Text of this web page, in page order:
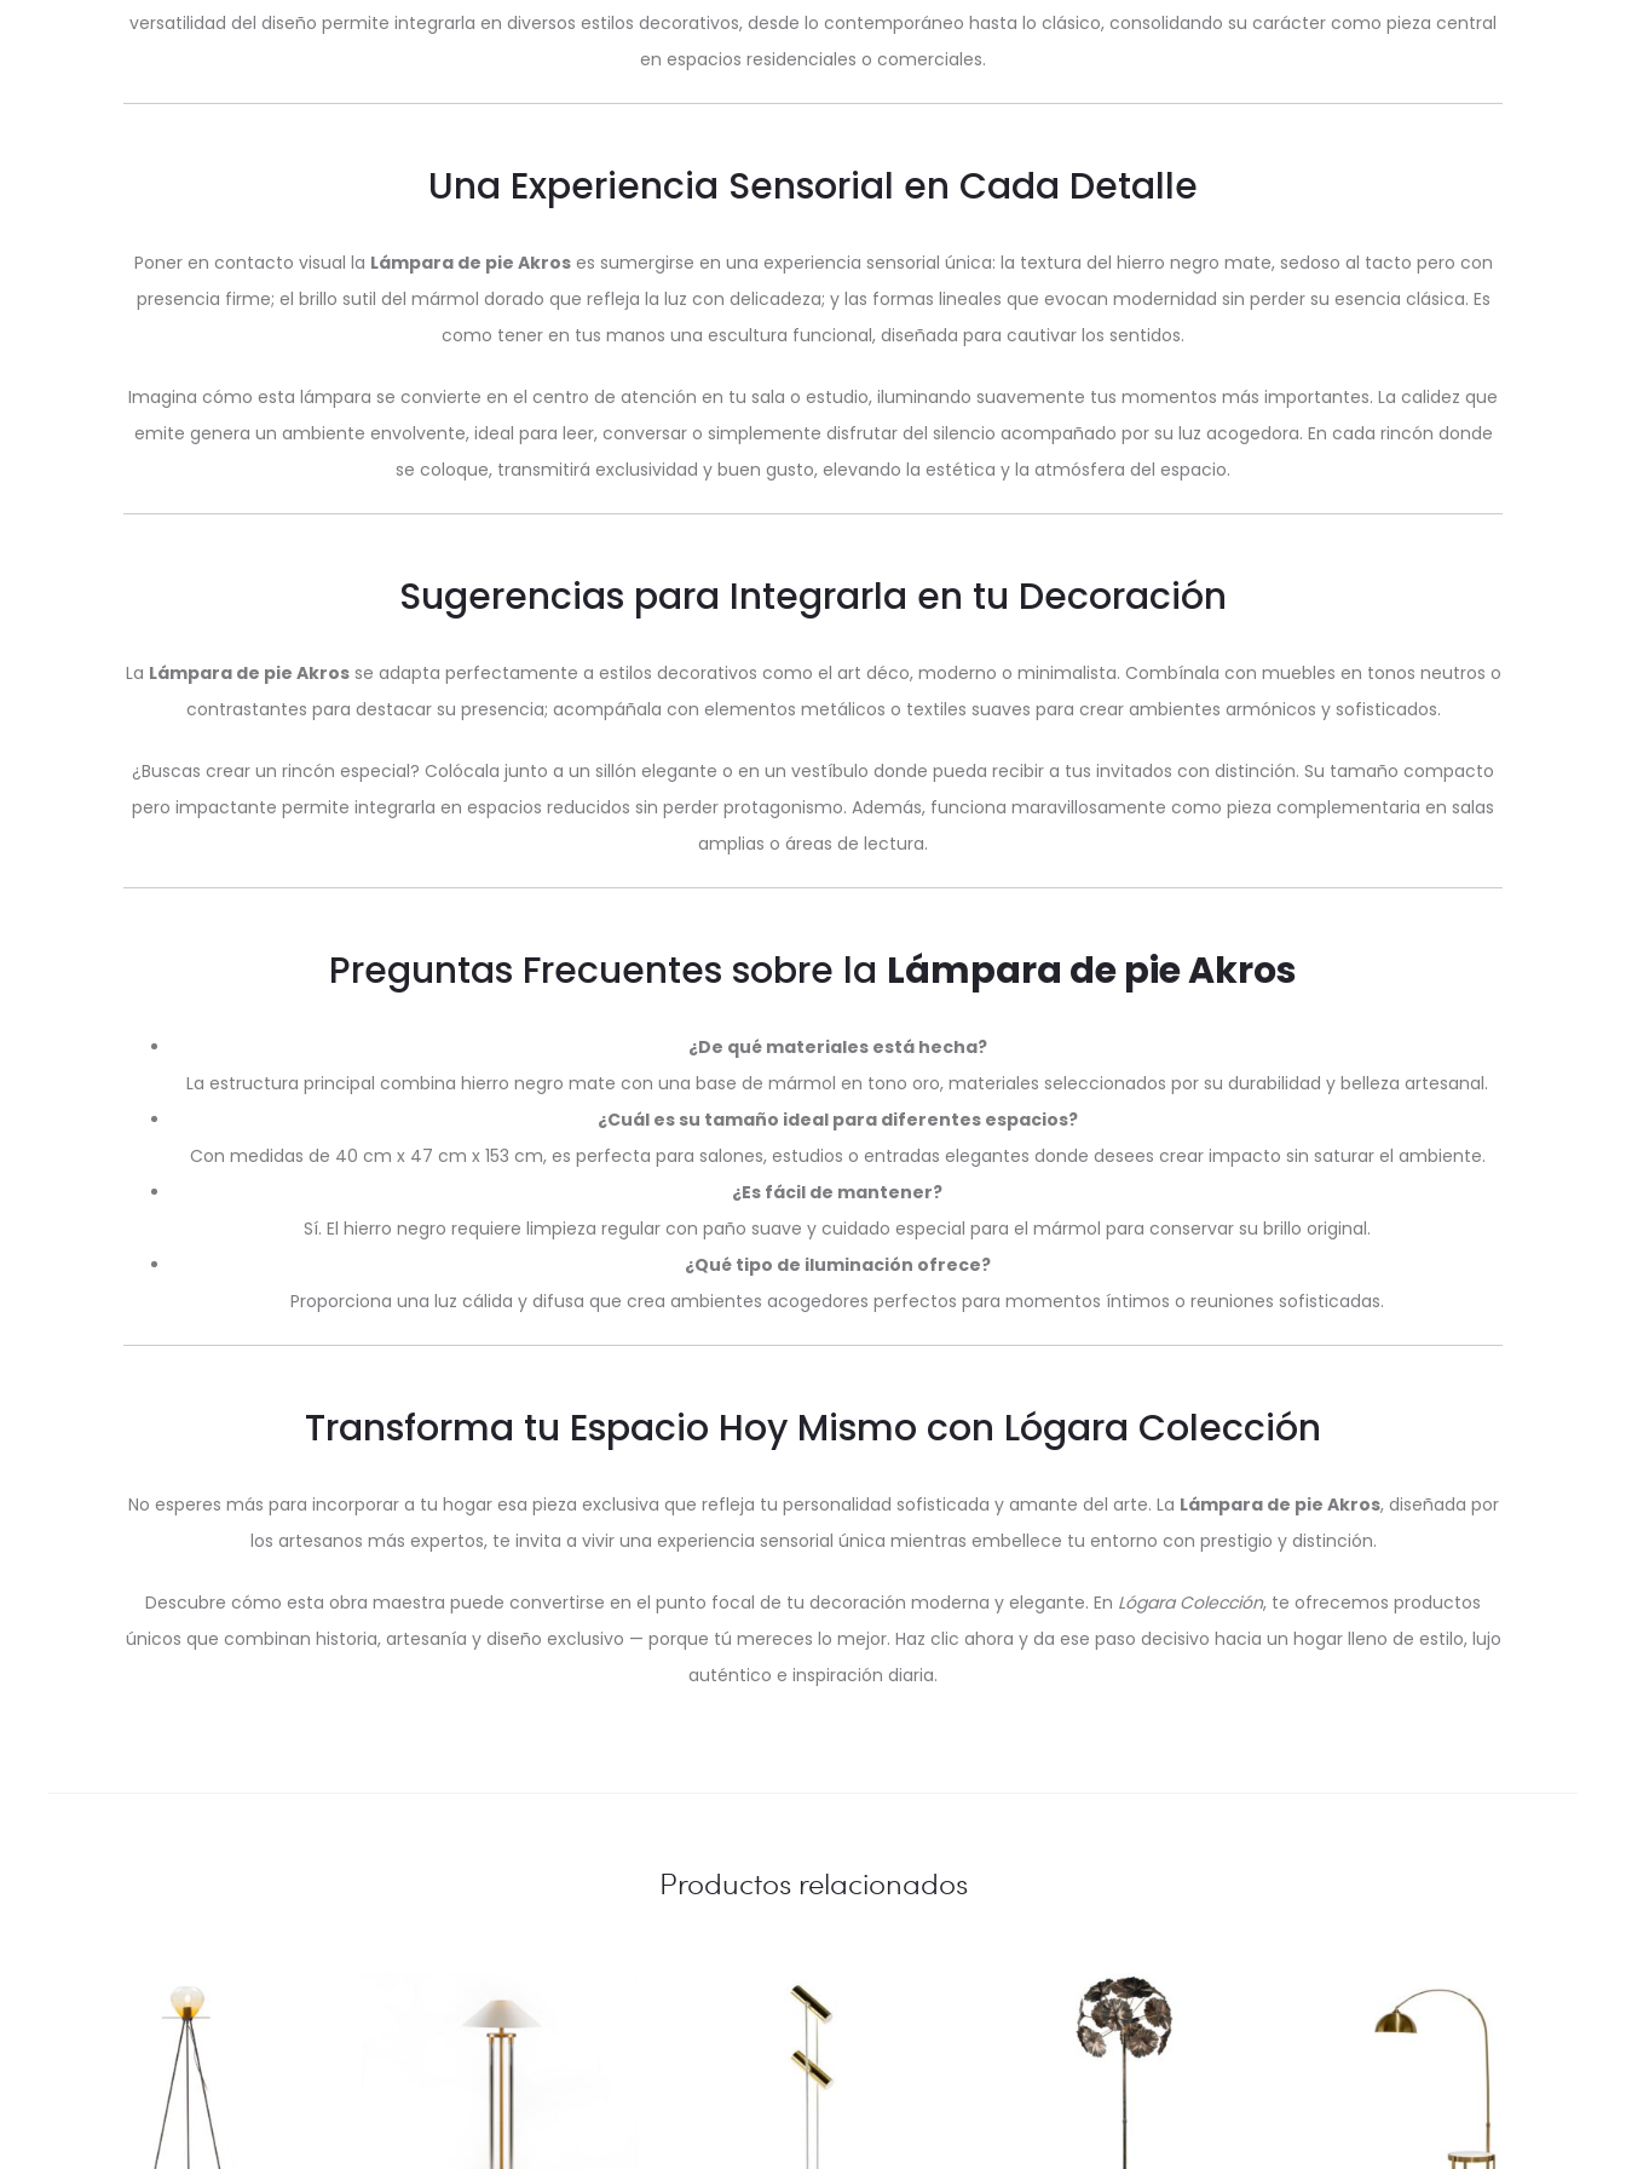
versatilidad del diseño permite integrarla en diversos estilos decorativos, desde lo contemporáneo hasta lo clásico, consolidando su carácter como pieza central
en espacios residenciales o comerciales.
Una Experiencia Sensorial en Cada Detalle
Poner en contacto visual la Lámpara de pie Akroses sumergirse en una experiencia sensorial única: la textura del hierro negro mate, sedoso al tacto pero con
presencia firme; el brillo sutil del mármol dorado que refleja la luz con delicadeza; y las formas lineales que evocan modernidad sin perder su esencia clásica. Es
como tener en tus manos una escultura funcional, diseñada para cautivar los sentidos.
Imagina cómo esta lámpara se convierte en el centro de atención en tu sala o estudio, iluminando suavemente tus momentos más importantes. La calidez que
emite genera un ambiente envolvente, ideal para leer, conversar o simplemente disfrutar del silencio acompañado por su luz acogedora. En cada rincón donde
se coloque, transmitirá exclusividad y buen gusto, elevando la estética y la atmósfera del espacio.
Sugerencias para Integrarla en tu Decoración
La Lámpara de pie Akrosse adapta perfectamente a estilos decorativos como el art déco, moderno o minimalista. Combínala con muebles en tonos neutros o
contrastantes para destacar su presencia; acompáñala con elementos metálicos o textiles suaves para crear ambientes armónicos y sofisticados.
¿Buscas crear un rincón especial? Colócala junto a un sillón elegante o en un vestíbulo donde pueda recibir a tus invitados con distinción. Su tamaño compacto
pero impactante permite integrarla en espacios reducidos sin perder protagonismo. Además, funciona maravillosamente como pieza complementaria en salas
amplias o áreas de lectura.
Preguntas Frecuentes sobre la Lámpara de pie Akros
¿De qué materiales está hecha?
La estructura principal combina hierro negro mate con una base de mármol en tono oro, materiales seleccionados por su durabilidad y belleza artesanal.
¿Cuál es su tamaño ideal para diferentes espacios?
Con medidas de 40 cm x 47 cm x 153 cm, es perfecta para salones, estudios o entradas elegantes donde desees crear impacto sin saturar el ambiente.
¿Es fácil de mantener?
Sí. El hierro negro requiere limpieza regular con paño suave y cuidado especial para el mármol para conservar su brillo original.
¿Qué tipo de iluminación ofrece?
Proporciona una luz cálida y difusa que crea ambientes acogedores perfectos para momentos íntimos o reuniones sofisticadas.
Transforma tu Espacio Hoy Mismo con Lógara Colección
No esperes más para incorporar a tu hogar esa pieza exclusiva que refleja tu personalidad sofisticada y amante del arte. La Lámpara de pie Akros, diseñada por
los artesanos más expertos, te invita a vivir una experiencia sensorial única mientras embellece tu entorno con prestigio y distinción.
Descubre cómo esta obra maestra puede convertirse en el punto focal de tu decoración moderna y elegante. En Lógara Colección, te ofrecemos productos
únicos que combinan historia, artesanía y diseño exclusivo — porque tú mereces lo mejor. Haz clic ahora y da ese paso decisivo hacia un hogar lleno de estilo, lujo
auténtico e inspiración diaria.
Productos relacionados